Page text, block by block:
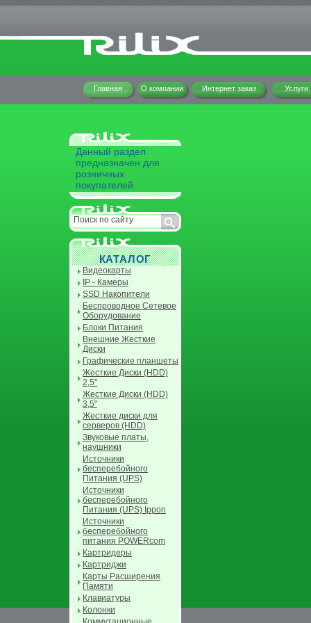
Главная О компании Интернет заказ Услуги
Данный раздел
предназначен для
розничных
покупателей
КАТАЛОГ
Видеокарты
IP - Камеры
SSD Накопители
Беспроводное Сетевое
Оборудование
Блоки Питания
Внешние Жесткие
Диски
Графические планшеты
Жесткие Диски (HDD)
2,5"
Жесткие Диски (HDD)
3,5"
Жесткие диски для
серверов (HDD)
Звуковые платы,
наушники
Источники
бесперебойного
Питания (UPS)
Источники
бесперебойного
Питания (UPS) Ippon
Источники
бесперебойного
питания POWERcom
Картридеры
Картриджи
Карты Расширения
Памяти
Клавиатуры
Колонки